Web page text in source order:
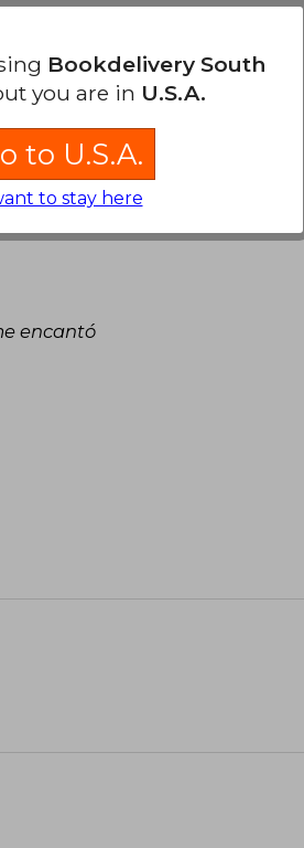
que incomodan al
encantó
Bookdelivery South
you are in U.S.A.
to U.S.A.
to stay here